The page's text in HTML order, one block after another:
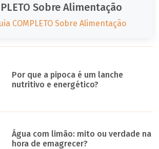
Sobre Alimentação
COMPLETO Sobre Alimentação
Por que a pipoca é um lanche
nutritivo e energético?
Água com limão: mito ou verdade na
hora de emagrecer?